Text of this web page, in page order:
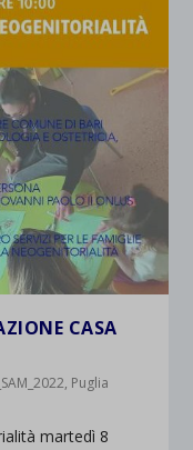
CASA
, Puglia
martedì 8